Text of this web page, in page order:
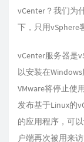
vCenter？我们为
下，只用vSphere
vCenter服务器是
以安装在
VMware将停止使
发布基于Linux的
的应用程序，可
户端再次被用来